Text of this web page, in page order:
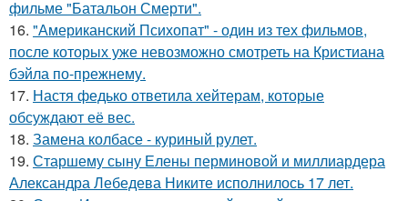
фильме "Батальон Смерти".
16. "Американский Психопат" - один из тех фильмов,
после которых уже невозможно смотреть на Кристиана
бэйла по-прежнему.
17. Настя федько ответила хейтерам, которые
обсуждают её вес.
18. Замена колбасе - куриный рулет.
19. Старшему сыну Елены перминовой и миллиардера
Александра Лебедева Никите исполнилось 17 лет.